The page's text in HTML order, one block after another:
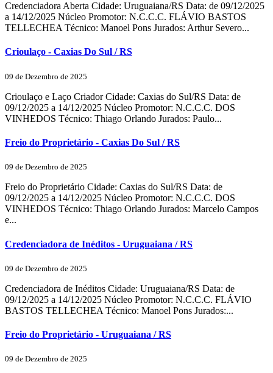
Credenciadora Aberta Cidade: Uruguaiana/RS Data: de 09/12/2025
a 14/12/2025 Núcleo Promotor: N.C.C.C. FLÁVIO BASTOS
TELLECHEA Técnico: Manoel Pons Jurados: Arthur Severo...
Crioulaço - Caxias Do Sul / RS
09 de Dezembro de 2025
Crioulaço e Laço Criador Cidade: Caxias do Sul/RS Data: de
09/12/2025 a 14/12/2025 Núcleo Promotor: N.C.C.C. DOS
VINHEDOS Técnico: Thiago Orlando Jurados: Paulo...
Freio do Proprietário - Caxias Do Sul / RS
09 de Dezembro de 2025
Freio do Proprietário Cidade: Caxias do Sul/RS Data: de
09/12/2025 a 14/12/2025 Núcleo Promotor: N.C.C.C. DOS
VINHEDOS Técnico: Thiago Orlando Jurados: Marcelo Campos
e...
Credenciadora de Inéditos - Uruguaiana / RS
09 de Dezembro de 2025
Credenciadora de Inéditos Cidade: Uruguaiana/RS Data: de
09/12/2025 a 14/12/2025 Núcleo Promotor: N.C.C.C. FLÁVIO
BASTOS TELLECHEA Técnico: Manoel Pons Jurados:...
Freio do Proprietário - Uruguaiana / RS
09 de Dezembro de 2025